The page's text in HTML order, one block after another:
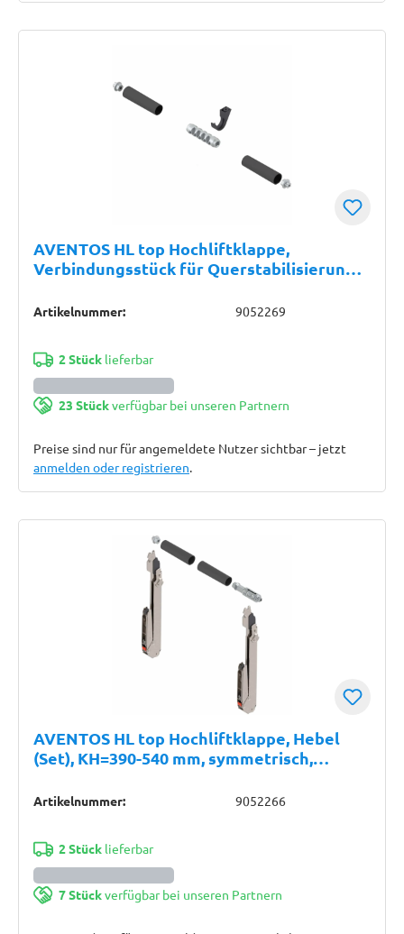
AVENTOS HL top Hochliftklappe,
Verbindungsstück für Querstabilisierung,
Artikelnummer: 9052269
2 Stücklieferbar
23 Stückverfügbar bei unseren Partnern
Preise sind nur für angemeldete Nutzer sichtbar – jetzt
anmelden oder registrieren.
AVENTOS HL top Hochliftklappe, Hebel
(Set), KH=390-540 mm, symmetrisch,
Artikelnummer: 9052266
2 Stücklieferbar
7 Stückverfügbar bei unseren Partnern